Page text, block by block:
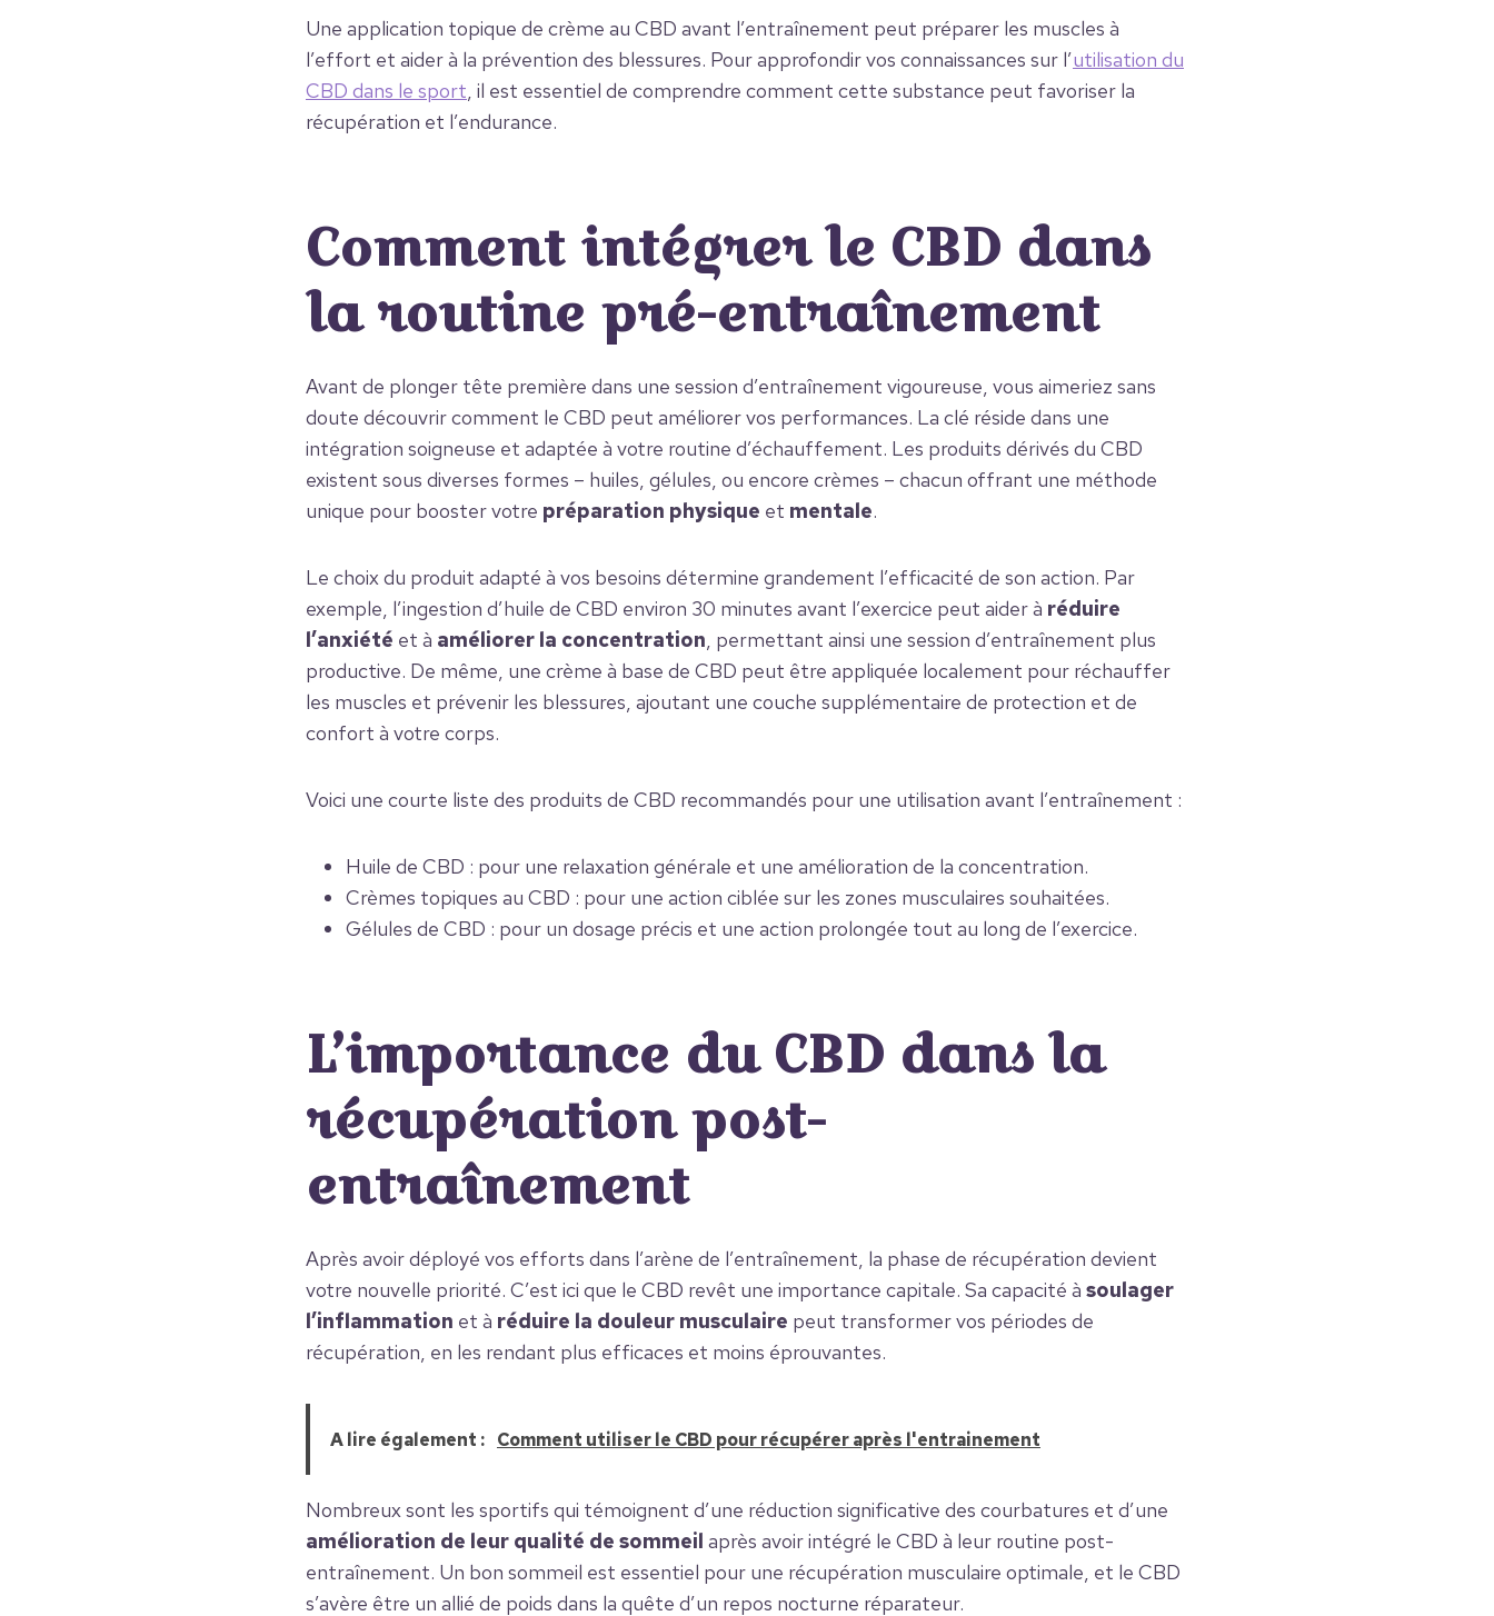
Une application topique de crème au CBD avant l’entraînement peut préparer les muscles à
l’effort et aider à la prévention des blessures. Pour approfondir vos connaissances sur l’utilisation du
CBD dans le sport, il est essentiel de comprendre comment cette substance peut favoriser la
récupération et l’endurance.
Comment intégrer le CBD dans
la routine pré-entraînement
Avant de plonger tête première dans une session d’entraînement vigoureuse, vous aimeriez sans
doute découvrir comment le CBD peut améliorer vos performances. La clé réside dans une
intégration soigneuse et adaptée à votre routine d’échauffement. Les produits dérivés du CBD
existent sous diverses formes – huiles, gélules, ou encore crèmes – chacun offrant une méthode
unique pour booster votre préparation physique et mentale.
Le choix du produit adapté à vos besoins détermine grandement l’efficacité de son action. Par
exemple, l’ingestion d’huile de CBD environ 30 minutes avant l’exercice peut aider à réduire
l’anxiété et à améliorer la concentration, permettant ainsi une session d’entraînement plus
productive. De même, une crème à base de CBD peut être appliquée localement pour réchauffer
les muscles et prévenir les blessures, ajoutant une couche supplémentaire de protection et de
confort à votre corps.
Voici une courte liste des produits de CBD recommandés pour une utilisation avant l’entraînement :
Huile de CBD : pour une relaxation générale et une amélioration de la concentration.
Crèmes topiques au CBD : pour une action ciblée sur les zones musculaires souhaitées.
Gélules de CBD : pour un dosage précis et une action prolongée tout au long de l’exercice.
L’importance du CBD dans la
récupération post-
entraînement
Après avoir déployé vos efforts dans l’arène de l’entraînement, la phase de récupération devient
votre nouvelle priorité. C’est ici que le CBD revêt une importance capitale. Sa capacité à soulager
l’inflammation et à réduire la douleur musculaire peut transformer vos périodes de
récupération, en les rendant plus efficaces et moins éprouvantes.
A lire également : Comment utiliser le CBD pour récupérer après l'entrainement
Nombreux sont les sportifs qui témoignent d’une réduction significative des courbatures et d’une
amélioration de leur qualité de sommeil après avoir intégré le CBD à leur routine post-
entraînement. Un bon sommeil est essentiel pour une récupération musculaire optimale, et le CBD
s’avère être un allié de poids dans la quête d’un repos nocturne réparateur.